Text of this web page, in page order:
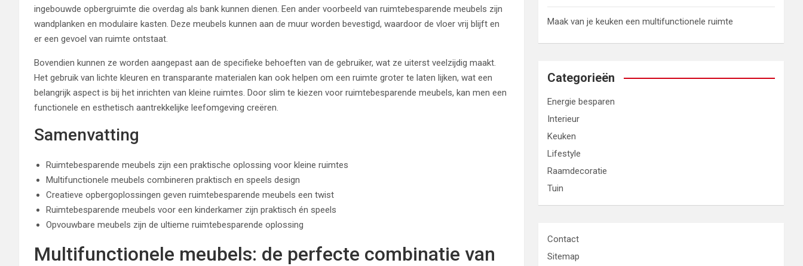
ingebouwde opbergruimte die overdag als bank kunnen dienen. Een ander voorbeeld van ruimtebesparende meubels zijn
wandplanken en modulaire kasten. Deze meubels kunnen aan de muur worden bevestigd, waardoor de vloer vrij blijft en
er een gevoel van ruimte ontstaat.
Bovendien kunnen ze worden aangepast aan de specifieke behoeften van de gebruiker, wat ze uiterst veelzijdig maakt.
Het gebruik van lichte kleuren en transparante materialen kan ook helpen om een ruimte groter te laten lijken, wat een
belangrijk aspect is bij het inrichten van kleine ruimtes. Door slim te kiezen voor ruimtebesparende meubels, kan men een
functionele en esthetisch aantrekkelijke leefomgeving creëren.
Samenvatting
Ruimtebesparende meubels zijn een praktische oplossing voor kleine ruimtes
Multifunctionele meubels combineren praktisch en speels design
Creatieve opbergoplossingen geven ruimtebesparende meubels een twist
Ruimtebesparende meubels voor een kinderkamer zijn praktisch én speels
Opvouwbare meubels zijn de ultieme ruimtebesparende oplossing
Multifunctionele meubels: de perfecte combinatie van
Maak van je keuken een multifunctionele ruimte
Categorieën
Energie besparen
Interieur
Keuken
Lifestyle
Raamdecoratie
Tuin
Contact
Sitemap